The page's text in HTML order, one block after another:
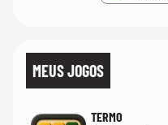
MEUS JOGOS
TERMO